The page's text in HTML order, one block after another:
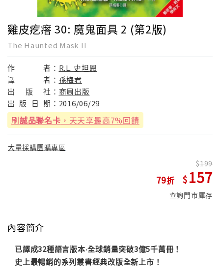
雞皮疙瘩 30: 魔鬼面具 2 (第2版)
The Haunted Mask II
作 者： R.L. 史坦恩
譯
者： 孫梅君
出
版 社： 商周出版
出 版 日 期： 2016/06/29
刷誠品聯名卡 ，天天享最高7%回饋
大量採購團購專區
79
199
157
查詢門市庫存
內容簡介
已譯成32種語言版本‧全球銷量突破3億5千萬冊！
史上最暢銷的系列叢書經典改版全新上市！